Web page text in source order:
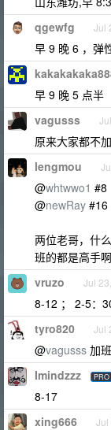
qgewfg Jul
早 9 晚 6 ，弹
早 9 晚 5 点半
vagusss
原来大家都不
lengmou
@whtwwo1 #8
@newRay #16
两位老哥，什
班的都是高手啊
vruzo Jul
8-12 ； 2-5：
tyro820 Jul
@vagusss 加
Imindzzz PRO
8-17
xing666 Jul